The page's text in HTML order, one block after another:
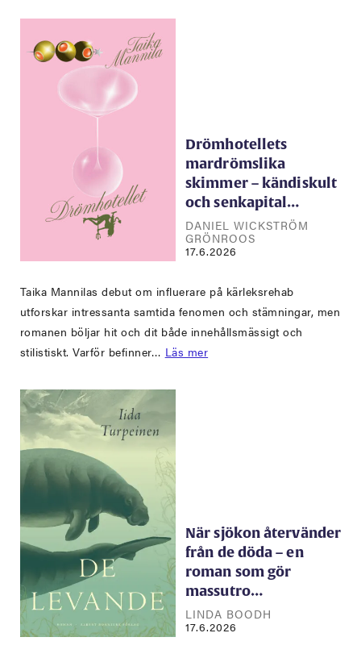
Drömhotellets
mardrömslika
skimmer – kändiskult
och senkapital…
DANIEL WICKSTRÖM
GRÖNROOS
17.6.2026
Taika Mannilas debut om influerare på kärleksrehab
utforskar intressanta samtida fenomen och stämningar, men
romanen böljar hit och dit både innehållsmässigt och
stilistiskt. Varför befinner… Läs mer
När sjökon återvänder
från de döda – en
roman som gör
massutro…
LINDA BOODH
17.6.2026